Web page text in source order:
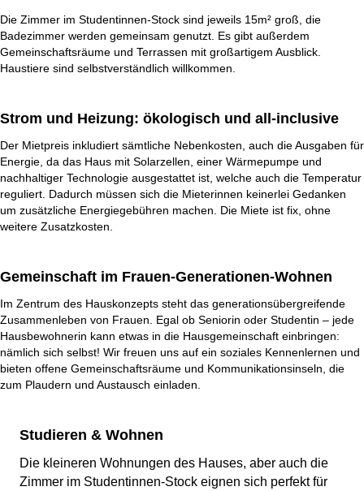
Die Zimmer im Studentinnen-Stock sind jeweils 15m² groß, die
Badezimmer werden gemeinsam genutzt. Es gibt außerdem
Gemeinschaftsräume und Terrassen mit großartigem Ausblick.
Haustiere sind selbstverständlich willkommen.
Strom und Heizung: ökologisch und all-inclusive
Der Mietpreis inkludiert sämtliche Nebenkosten, auch die Ausgaben für
Energie, da das Haus mit Solarzellen, einer Wärmepumpe und
nachhaltiger Technologie ausgestattet ist, welche auch die Temperatur
reguliert. Dadurch müssen sich die Mieterinnen keinerlei Gedanken
um zusätzliche Energiegebühren machen. Die Miete ist fix, ohne
weitere Zusatzkosten.
Gemeinschaft im Frauen-Generationen-Wohnen
Im Zentrum des Hauskonzepts steht das generationsübergreifende
Zusammenleben von Frauen. Egal ob Seniorin oder Studentin – jede
Hausbewohnerin kann etwas in die Hausgemeinschaft einbringen:
nämlich sich selbst! Wir freuen uns auf ein soziales Kennenlernen und
bieten offene Gemeinschaftsräume und Kommunikationsinseln, die
zum Plaudern und Austausch einladen.
Studieren & Wohnen
Die kleineren Wohnungen des Hauses, aber auch die
Zimmer im Studentinnen-Stock eignen sich perfekt für